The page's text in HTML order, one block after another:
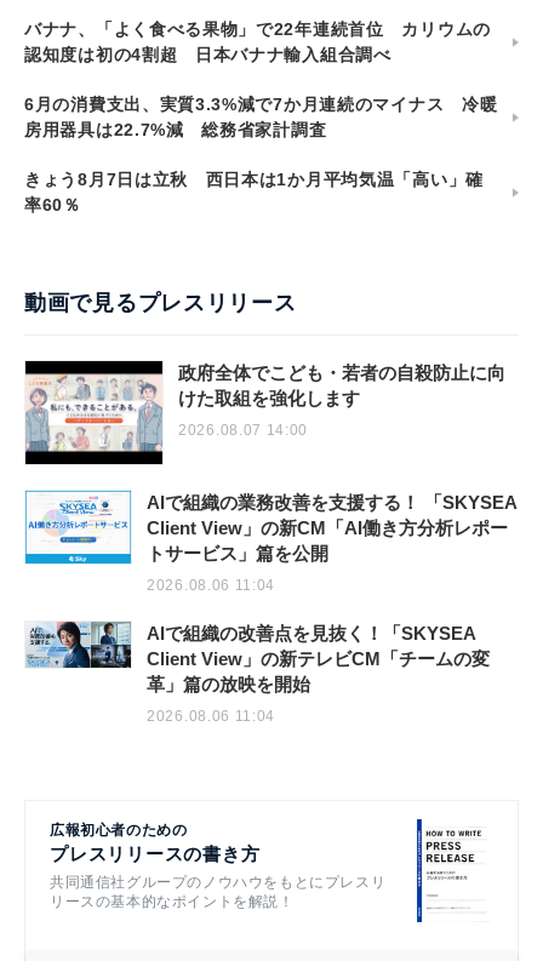
バナナ、「よく食べる果物」で22年連続首位 カリウムの
認知度は初の4割超 日本バナナ輸入組合調べ
6月の消費支出、実質3.3%減で7か月連続のマイナス 冷暖
房用器具は22.7%減 総務省家計調査
きょう8月7日は立秋 西日本は1か月平均気温「高い」確
率60％
動画で見るプレスリリース
政府全体でこども・若者の自殺防止に向
けた取組を強化します
2026.08.07 14:00
AIで組織の業務改善を支援する！ 「SKYSEA
Client View」の新CM「AI働き方分析レポー
トサービス」篇を公開
2026.08.06 11:04
AIで組織の改善点を見抜く！「SKYSEA
Client View」の新テレビCM「チームの変
革」篇の放映を開始
2026.08.06 11:04
広報初心者のための
プレスリリースの書き方
共同通信社グループのノウハウをもとにプレスリ
リースの基本的なポイントを解説！